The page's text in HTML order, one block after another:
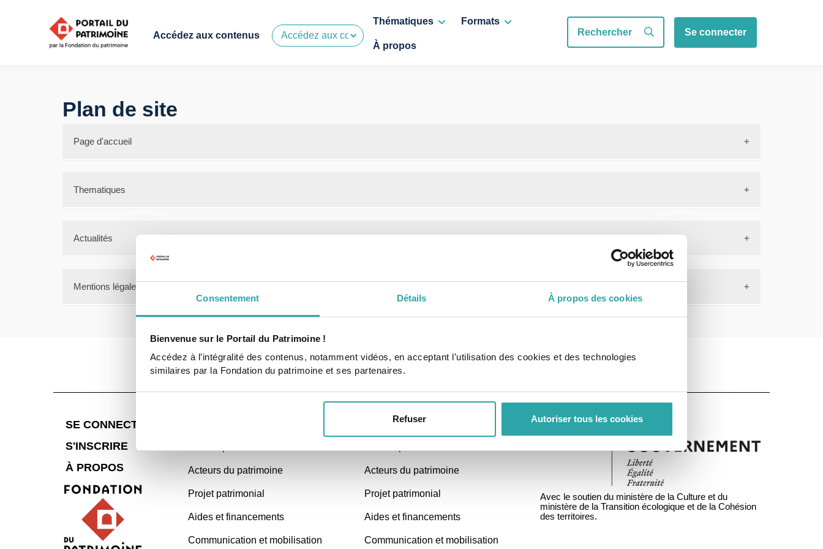
Consentement Détails À propos des cookies
Bienvenue sur le Portail du Patrimoine !
Accédez à l’intégralité des contenus, notamment vidéos, en acceptant l’utilisation des cookies et des technologies
similaires par la Fondation du patrimoine et ses partenaires.
Refuser Autoriser tous les cookies
Accédez aux contenus
Thématiques Formats
À propos
Rechercher Se connecter
Plan de site
Page d'accueil
À propos
Thematiques
Marketing et Communication
Le patrimoine en France
Types de patrimoine
Acteurs du patrimoine
Maîtrise d'œuvre et opérationnel
Travaux & suivi de projet
Impacts des projets
Aides et financements
Aides de la Fondation du patrimoine
Subventions et aides publiques
Actualités
Mentions légales
Mentions légales
SE CONNECTER
S'INSCRIRE
À PROPOS
Acteurs du patrimoine
Projet patrimonial
Aides et financements
Communication et mobilisation
COLLECTIVITÉ
Acteurs du patrimoine
Projet patrimonial
Aides et financements
Communication et mobilisation
Avec le soutien du ministère de la Culture et du
ministère de la Transition écologique et de la Cohésion
des territoires.